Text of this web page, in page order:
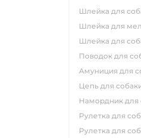
шлейка для
шлейка для
шлейка для
поводок для
амуниция для
цепь для
намордник для
рулетка для
рулетка для